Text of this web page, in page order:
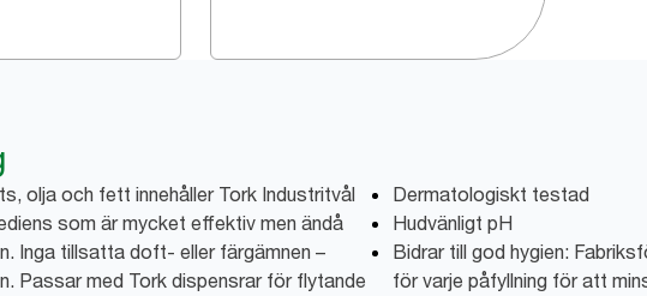
olja och fett innehåller Tork Industritvål
som är mycket effektiv men ändå
Inga tillsatta doft- eller färgämnen –
Passar med Tork dispensrar för flytande
Dermatologiskt testad
Hudvänligt pH
Bidrar till god hygien:
för varje påfyllning för att